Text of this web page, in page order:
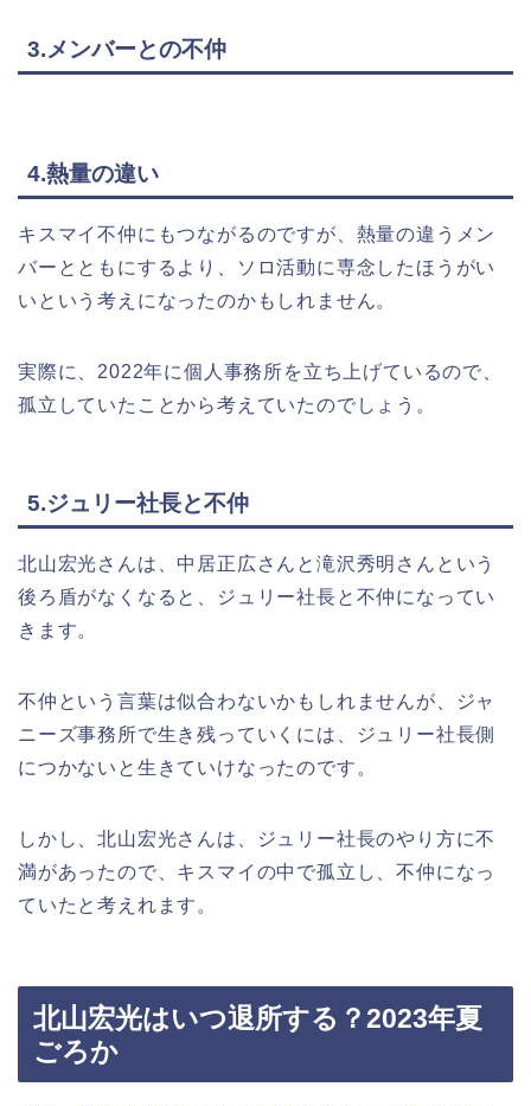
3.メンバーとの不仲
4.熱量の違い
キスマイ不仲にもつながるのですが、熱量の違うメン
バーとともにするより、ソロ活動に専念したほうがい
いという考えになったのかもしれません。
実際に、2022年に個人事務所を立ち上げているので、
孤立していたことから考えていたのでしょう。
5.ジュリー社長と不仲
北山宏光さんは、中居正広さんと滝沢秀明さんという
後ろ盾がなくなると、ジュリー社長と不仲になってい
きます。
不仲という言葉は似合わないかもしれませんが、ジャ
ニーズ事務所で生き残っていくには、ジュリー社長側
につかないと生きていけなったのです。
しかし、北山宏光さんは、ジュリー社長のやり方に不
満があったので、キスマイの中で孤立し、不仲になっ
ていたと考えれます。
北山宏光はいつ退所する？2023年夏
ごろか